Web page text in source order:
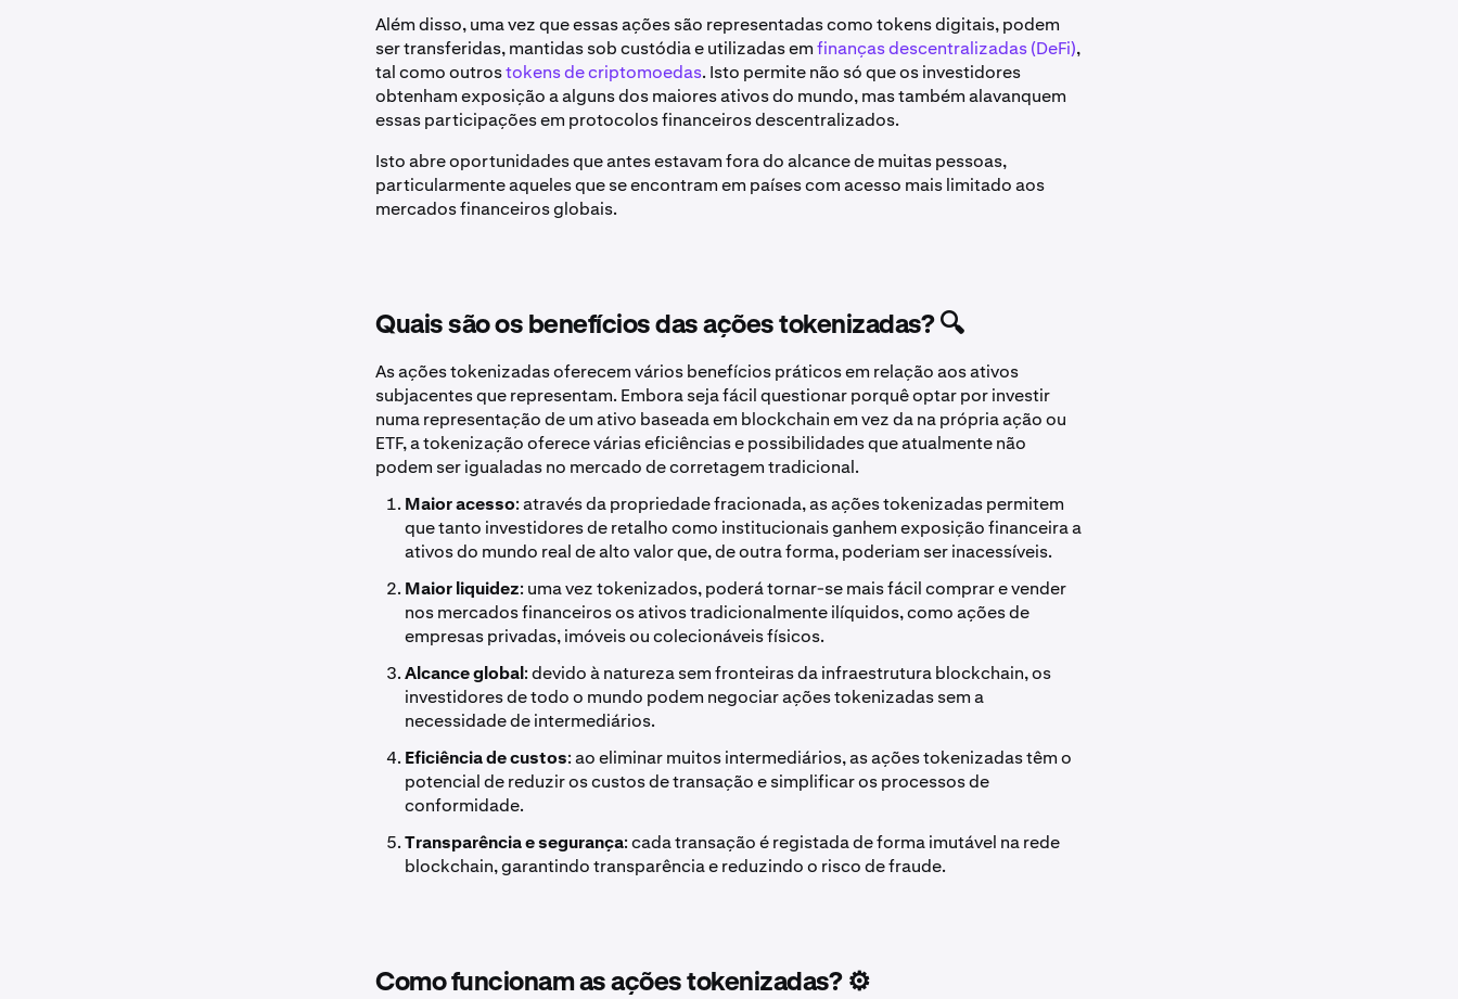
Além disso, uma vez que essas ações são representadas como tokens digitais, podem
ser transferidas, mantidas sob custódia e utilizadas emfinanças descentralizadas (DeFi),
tal como outrostokens de criptomoedas. Isto permite não só que os investidores
obtenham exposição a alguns dos maiores ativos do mundo, mas também alavanquem
essas participações em protocolos financeiros descentralizados.
Isto abre oportunidades que antes estavam fora do alcance de muitas pessoas,
particularmente aqueles que se encontram em países com acesso mais limitado aos
mercados financeiros globais.
Quais são os benefícios das ações tokenizadas? 🔍
As ações tokenizadas oferecem vários benefícios práticos em relação aos ativos
subjacentes que representam. Embora seja fácil questionar porquê optar por investir
numa representação de um ativo baseada em blockchain em vez da na própria ação ou
ETF, a tokenização oferece várias eficiências e possibilidades que atualmente não
podem ser igualadas no mercado de corretagem tradicional.
Maior acesso: através da propriedade fracionada, as ações tokenizadas permitem
que tanto investidores de retalho como institucionais ganhem exposição financeira a
ativos do mundo real de alto valor que, de outra forma, poderiam ser inacessíveis.
Maior liquidez: uma vez tokenizados, poderá tornar-se mais fácil comprar e vender
nos mercados financeiros os ativos tradicionalmente ilíquidos, como ações de
empresas privadas, imóveis ou colecionáveis físicos.
Alcance global: devido à natureza sem fronteiras da infraestrutura blockchain, os
investidores de todo o mundo podem negociar ações tokenizadas sem a
necessidade de intermediários.
Eficiência de custos: ao eliminar muitos intermediários, as ações tokenizadas têm o
potencial de reduzir os custos de transação e simplificar os processos de
conformidade.
Transparência e segurança: cada transação é registada de forma imutável na rede
blockchain, garantindo transparência e reduzindo o risco de fraude.
Como funcionam as ações tokenizadas? ⚙️